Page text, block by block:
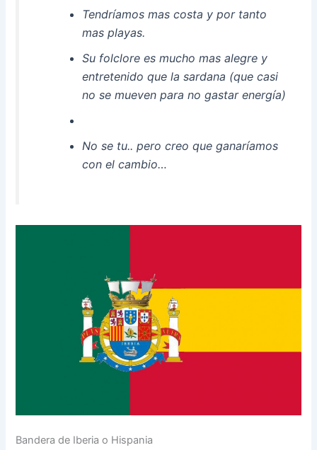
Tendríamos mas costa y por tanto
mas playas.
Su folclore es mucho mas alegre y
entretenido que la sardana (que casi
no se mueven para no gastar energía)
No se tu.. pero creo que ganaríamos
con el cambio…
Bandera de Iberia o Hispania